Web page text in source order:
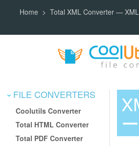
Home Total XML Converter —
FILE CONVERTERS
Coolutils Converter
Total HTML Converter
Total PDF Converter